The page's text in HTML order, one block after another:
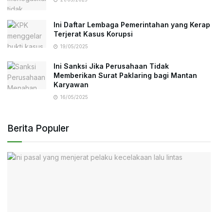
Ini Daftar Lembaga Pemerintahan yang Kerap
Terjerat Kasus Korupsi
19/05/2025
Ini Sanksi Jika Perusahaan Tidak
Memberikan Surat Paklaring bagi Mantan
Karyawan
16/05/2025
Berita Populer